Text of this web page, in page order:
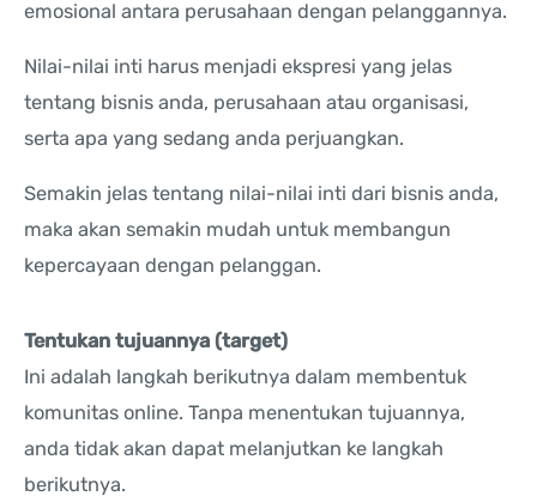
emosional antara perusahaan dengan pelanggannya.
Nilai-nilai inti harus menjadi ekspresi yang jelas
tentang bisnis anda, perusahaan atau organisasi,
serta apa yang sedang anda perjuangkan.
Semakin jelas tentang nilai-nilai inti dari bisnis anda,
maka akan semakin mudah untuk membangun
kepercayaan dengan pelanggan.
Tentukan tujuannya (target)
Ini adalah langkah berikutnya dalam membentuk
komunitas online. Tanpa menentukan tujuannya,
anda tidak akan dapat melanjutkan ke langkah
berikutnya.